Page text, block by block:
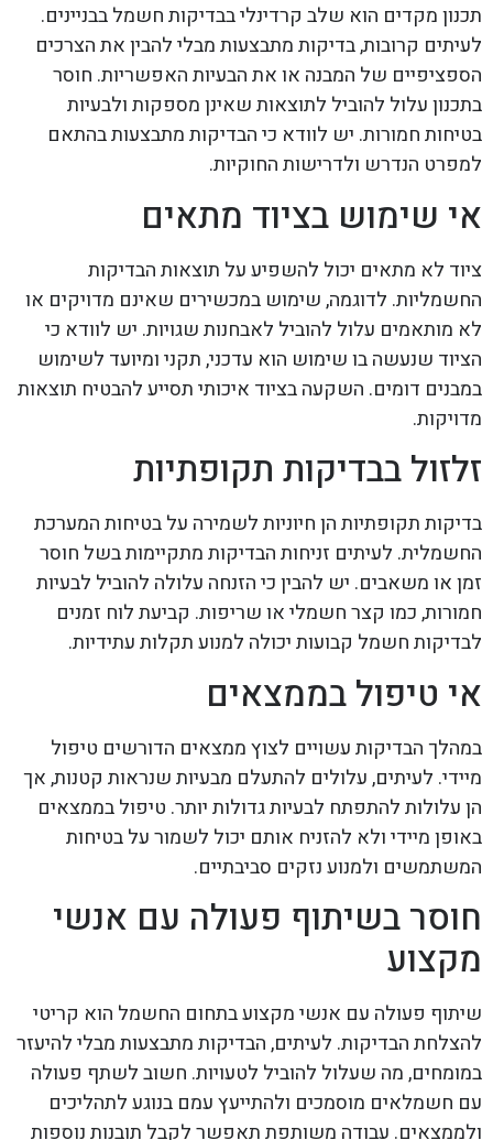
תכנון מקדים הוא שלב קרדינלי בבדיקות חשמל בבניינים.
לעיתים קרובות, בדיקות מתבצעות מבלי להבין את הצרכים
הספציפיים של המבנה או את הבעיות האפשריות. חוסר
בתכנון עלול להוביל לתוצאות שאינן מספקות ולבעיות
בטיחות חמורות. יש לוודא כי הבדיקות מתבצעות בהתאם
למפרט הנדרש ולדרישות החוקיות.
אי שימוש בציוד מתאים
ציוד לא מתאים יכול להשפיע על תוצאות הבדיקות
החשמליות. לדוגמה, שימוש במכשירים שאינם מדויקים או
לא מותאמים עלול להוביל לאבחנות שגויות. יש לוודא כי
הציוד שנעשה בו שימוש הוא עדכני, תקני ומיועד לשימוש
במבנים דומים. השקעה בציוד איכותי תסייע להבטיח תוצאות
מדויקות.
זלזול בבדיקות תקופתיות
בדיקות תקופתיות הן חיוניות לשמירה על בטיחות המערכת
החשמלית. לעיתים זניחות הבדיקות מתקיימות בשל חוסר
זמן או משאבים. יש להבין כי הזנחה עלולה להוביל לבעיות
חמורות, כמו קצר חשמלי או שריפות. קביעת לוח זמנים
לבדיקות חשמל קבועות יכולה למנוע תקלות עתידיות.
אי טיפול בממצאים
במהלך הבדיקות עשויים לצוץ ממצאים הדורשים טיפול
מיידי. לעיתים, עלולים להתעלם מבעיות שנראות קטנות, אך
הן עלולות להתפתח לבעיות גדולות יותר. טיפול בממצאים
באופן מיידי ולא להזניח אותם יכול לשמור על בטיחות
המשתמשים ולמנוע נזקים סביבתיים.
חוסר בשיתוף פעולה עם אנשי
מקצוע
שיתוף פעולה עם אנשי מקצוע בתחום החשמל הוא קריטי
להצלחת הבדיקות. לעיתים, הבדיקות מתבצעות מבלי להיעזר
במומחים, מה שעלול להוביל לטעויות. חשוב לשתף פעולה
עם חשמלאים מוסמכים ולהתייעץ עמם בנוגע לתהליכים
ולממצאים. עבודה משותפת תאפשר לקבל תובנות נוספות